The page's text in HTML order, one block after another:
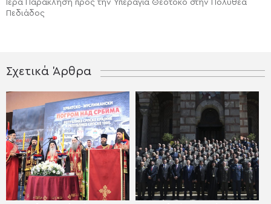
Ιερά Παράκληση προς την Υπεραγία Θεοτόκο στην Πολυθέα
Πεδιάδος
Σχετικά Άρθρα